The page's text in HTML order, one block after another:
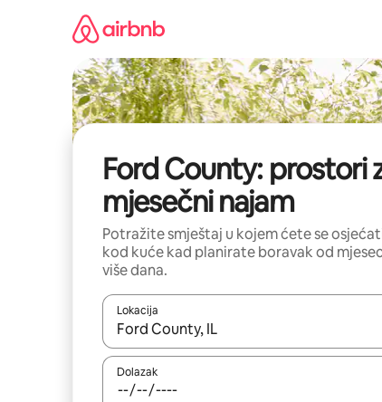
Ford County: prostori
mjesečni najam
Potražite smještaj u kojem ćete se
kod kuće kad planirate boravak od
više dana.
Lokacija
Kada budu dostupni rezultati, moći ćete ih
Dolazak